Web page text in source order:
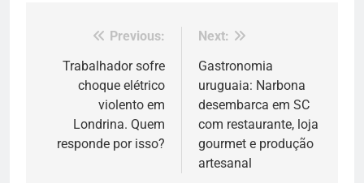
Navegação
de
Previous:
Trabalhador sofre
choque elétrico
violento em
Londrina. Quem
responde por isso?
Next:
Gastronomia
uruguaia: Narbona
desembarca em SC
com restaurante, loja
gourmet e produção
artesanal